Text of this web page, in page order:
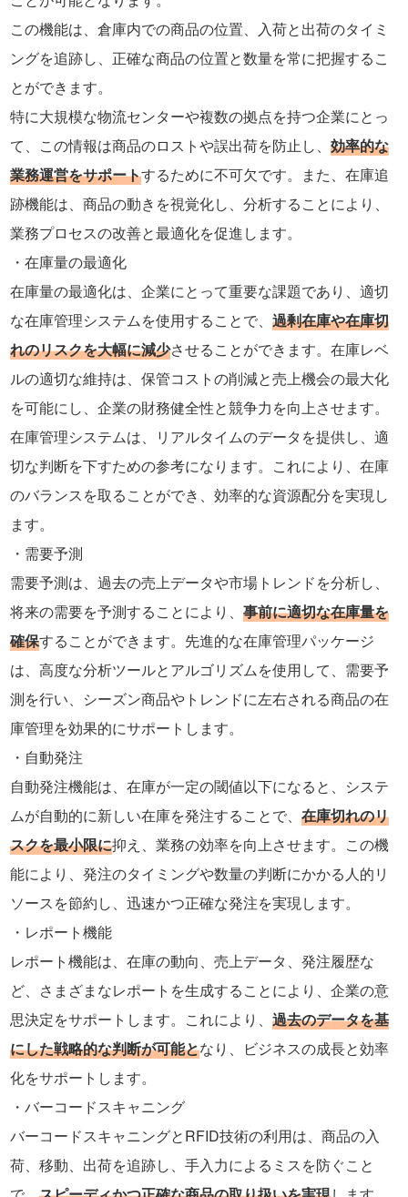
この機能は、倉庫内での商品の位置、入荷と出荷のタイミ
ングを追跡し、正確な商品の位置と数量を常に把握するこ
とができます。
特に大規模な物流センターや複数の拠点を持つ企業にとっ
て、この情報は商品のロストや誤出荷を防止し、効率的な
業務運営をサポートするために不可欠です。また、在庫追
跡機能は、商品の動きを視覚化し、分析することにより、
業務プロセスの改善と最適化を促進します。
在庫量の最適化
在庫量の最適化は、企業にとって重要な課題であり、適切
な在庫管理システムを使用することで、過剰在庫や在庫切
れのリスクを大幅に減少させることができます。在庫レベ
ルの適切な維持は、保管コストの削減と売上機会の最大化
を可能にし、企業の財務健全性と競争力を向上させます。
在庫管理システムは、リアルタイムのデータを提供し、適
切な判断を下すための参考になります。これにより、在庫
のバランスを取ることができ、効率的な資源配分を実現し
ます。
需要予測
需要予測は、過去の売上データや市場トレンドを分析し、
将来の需要を予測することにより、事前に適切な在庫量を
確保することができます。先進的な在庫管理パッケージ
は、高度な分析ツールとアルゴリズムを使用して、需要予
測を行い、シーズン商品やトレンドに左右される商品の在
庫管理を効果的にサポートします。
自動発注
自動発注機能は、在庫が一定の閾値以下になると、システ
ムが自動的に新しい在庫を発注することで、在庫切れのリ
スクを最小限に抑え、業務の効率を向上させます。この機
能により、発注のタイミングや数量の判断にかかる人的リ
ソースを節約し、迅速かつ正確な発注を実現します。
レポート機能
レポート機能は、在庫の動向、売上データ、発注履歴な
ど、さまざまなレポートを生成することにより、企業の意
思決定をサポートします。これにより、過去のデータを基
にした戦略的な判断が可能となり、ビジネスの成長と効率
化をサポートします。
バーコードスキャニング
バーコードスキャニングとRFID技術の利用は、商品の入
荷、移動、出荷を追跡し、手入力によるミスを防ぐこと